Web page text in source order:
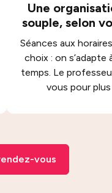
Une
souple, selon
Séances aux
choix : on s’adapte
temps. Le
vous pour
vous